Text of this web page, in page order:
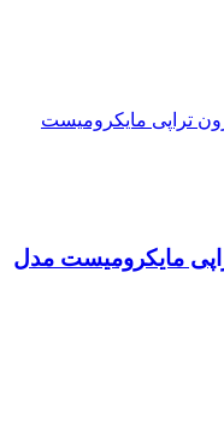
مایکرومیست مدل